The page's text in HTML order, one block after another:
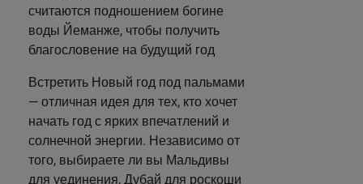
считаются подношением богине
воды Йеманже, чтобы получить
благословение на будущий год
Встретить Новый год под пальмами
— отличная идея для тех, кто хочет
начать год с ярких впечатлений и
солнечной энергии. Независимо от
того, выбираете ли вы Мальдивы
для уединения, Дубай для роскоши